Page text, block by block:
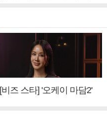
[비즈 스타] '오케이 마담2'